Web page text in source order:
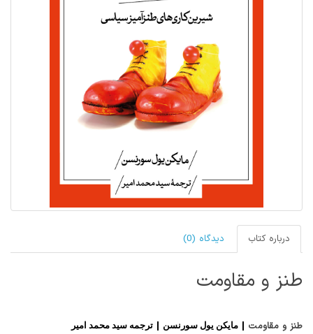
درباره کتاب دیدگاه (0)
طنز و مقاومت
طنز و مقاومت | مایکن یول سورنسن | ترجمه سید محمد امیر